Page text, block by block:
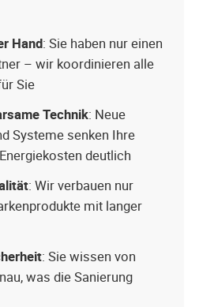
Hand: Sie haben nur einen
– wir koordinieren alle
Sie
Technik: Neue
Systeme senken Ihre
deutlich
: Wir verbauen nur
mit langer
: Sie wissen von
was die Sanierung